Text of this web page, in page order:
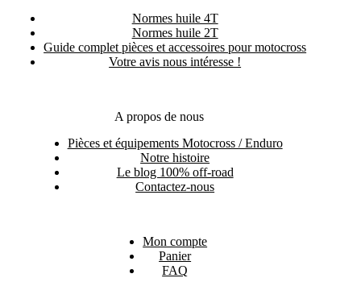
Normes huile 4T
Normes huile 2T
Guide complet pièces et accessoires pour motocross
Votre avis nous intéresse !
A propos de nous
Pièces et équipements Motocross / Enduro
Notre histoire
Le blog 100% off-road
Contactez-nous
Mon compte
Panier
FAQ